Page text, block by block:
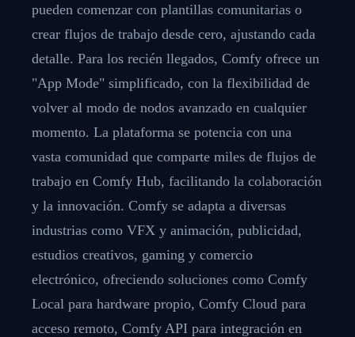
pueden comenzar con plantillas comunitarias o
crear flujos de trabajo desde cero, ajustando cada
detalle. Para los recién llegados, Comfy ofrece un
"App Mode" simplificado, con la flexibilidad de
volver al modo de nodos avanzado en cualquier
momento. La plataforma se potencia con una
vasta comunidad que comparte miles de flujos de
trabajo en Comfy Hub, facilitando la colaboración
y la innovación. Comfy se adapta a diversas
industrias como VFX y animación, publicidad,
estudios creativos, gaming y comercio
electrónico, ofreciendo soluciones como Comfy
Local para hardware propio, Comfy Cloud para
acceso remoto, Comfy API para integración en